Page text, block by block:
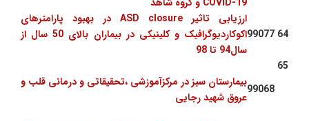
64
99077
ارزیابی تاثیر ASD closure در بهبود پارامترهای
اکوکاردیوگرافیک و کلینیکی در بیماران بالای 50 سال از
سال94 تا 98
99068بیمارستان سبز در مرکزآموزشی ،تحقیقاتی و درمانی قلب و
عروق شهید رجایی